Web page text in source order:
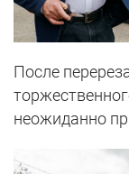
После
неожиданно